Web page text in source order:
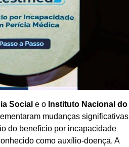
Social e o Instituto Nacional do
mudanças significativas
do benefício por incapacidade
como auxílio-doença. A